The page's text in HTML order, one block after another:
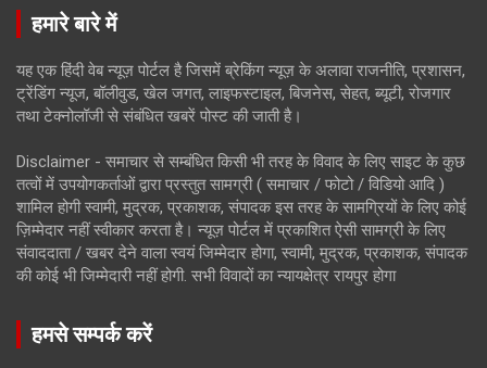
हमारे बारे में
यह एक हिंदी वेब न्यूज़ पोर्टल है जिसमें ब्रेकिंग न्यूज़ के अलावा राजनीति, प्रशासन,
ट्रेंडिंग न्यूज, बॉलीवुड, खेल जगत, लाइफस्टाइल, बिजनेस, सेहत, ब्यूटी, रोजगार
तथा टेक्नोलॉजी से संबंधित खबरें पोस्ट की जाती है।
Disclaimer - समाचार से सम्बंधित किसी भी तरह के विवाद के लिए साइट के कुछ
तत्वों में उपयोगकर्ताओं द्वारा प्रस्तुत सामग्री ( समाचार / फोटो / विडियो आदि )
शामिल होगी स्वामी, मुद्रक, प्रकाशक, संपादक इस तरह के सामग्रियों के लिए कोई
ज़िम्मेदार नहीं स्वीकार करता है। न्यूज़ पोर्टल में प्रकाशित ऐसी सामग्री के लिए
संवाददाता / खबर देने वाला स्वयं जिम्मेदार होगा, स्वामी, मुद्रक, प्रकाशक, संपादक
की कोई भी जिम्मेदारी नहीं होगी. सभी विवादों का न्यायक्षेत्र रायपुर होगा
हमसे सम्पर्क करें